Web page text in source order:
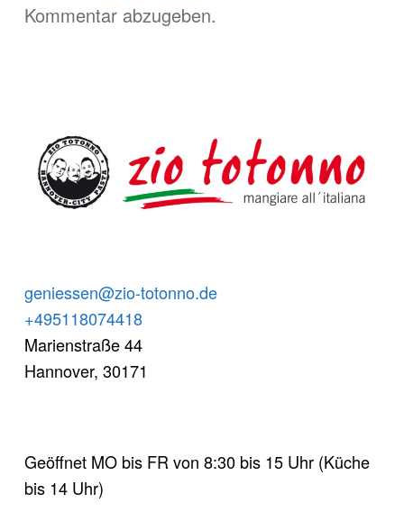
Kommentar abzugeben.
FOOTER SIDEBAR
geniessen@zio-totonno.de
+495118074418
Marienstraße 44
Hannover,30171
Geöffnet MO bis FR von 8:30 bis 15 Uhr (Küche
bis 14 Uhr)